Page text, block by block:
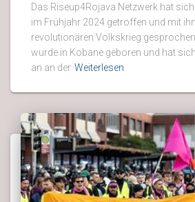
Das Riseup4Rojava Netzwerk hat
im Frühjahr 2024 getroffen und mit
revolutionären Volkskrieg
wurde in Kobane geboren und hat
an an der Weiterlesen